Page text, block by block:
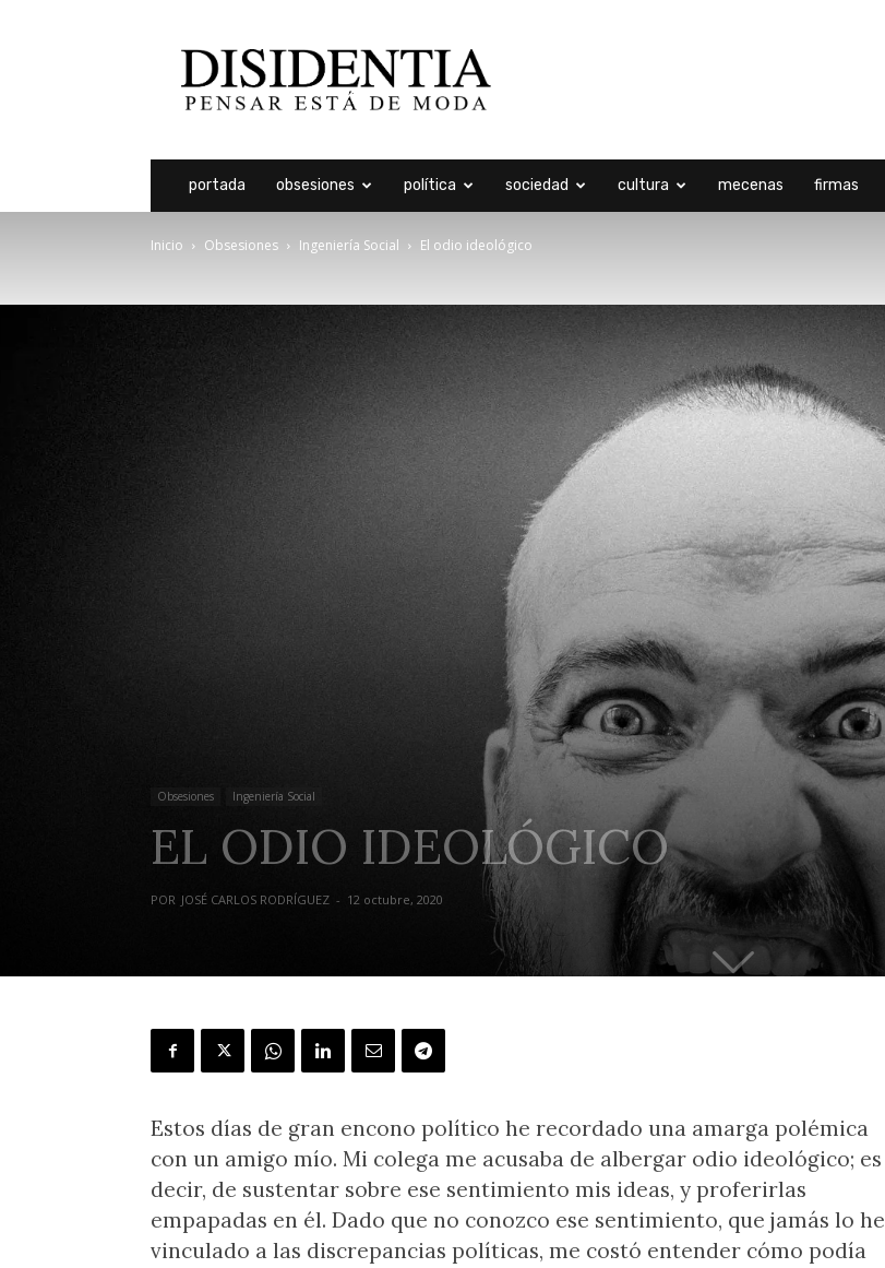
portada obsesiones política sociedad cultura mecenas firmas
Inicio Obsesiones Ingeniería Social El odio ideológico
Obsesiones Ingeniería Social
EL ODIO IDEOLÓGICO
POR JOSÉ CARLOS RODRÍGUEZ - 12 octubre, 2020
Estos días de gran encono político he recordado una amarga polémica
con un amigo mío. Mi colega me acusaba de albergar odio ideológico; es
decir, de sustentar sobre ese sentimiento mis ideas, y proferirlas
empapadas en él. Dado que no conozco ese sentimiento, que jamás lo he
vinculado a las discrepancias políticas, me costó entender cómo podía